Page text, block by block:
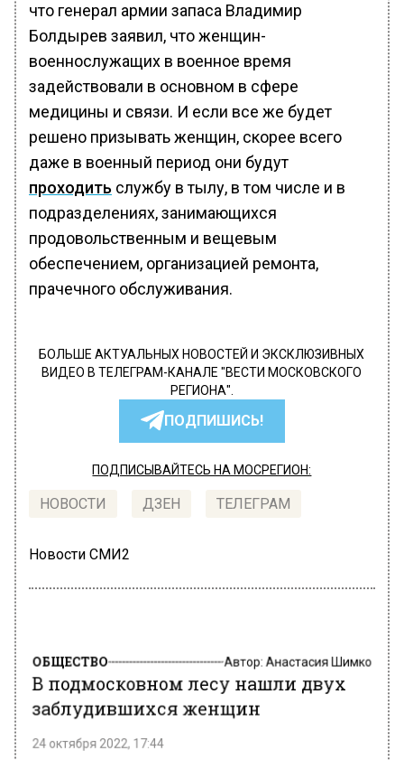
что генерал армии запаса Владимир
Болдырев заявил, что женщин-
военнослужащих в военное время
задействовали в основном в сфере
медицины и связи. И если все же будет
решено призывать женщин, скорее всего
даже в военный период они будут
проходить службу в тылу, в том числе и в
подразделениях, занимающихся
продовольственным и вещевым
обеспечением, организацией ремонта,
прачечного обслуживания.
БОЛЬШЕ АКТУАЛЬНЫХ НОВОСТЕЙ И ЭКСКЛЮЗИВНЫХ
ВИДЕО В ТЕЛЕГРАМ-КАНАЛЕ "ВЕСТИ МОСКОВСКОГО
РЕГИОНА".
ПОДПИШИСЬ!
ПОДПИСЫВАЙТЕСЬ НА МОСРЕГИОН:
НОВОСТИ ДЗЕН ТЕЛЕГРАМ
Новости СМИ2
В подмосковном лесу нашли двух
заблудившихся женщин